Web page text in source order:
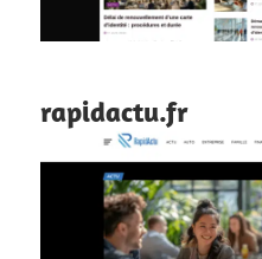
rapidactu.fr